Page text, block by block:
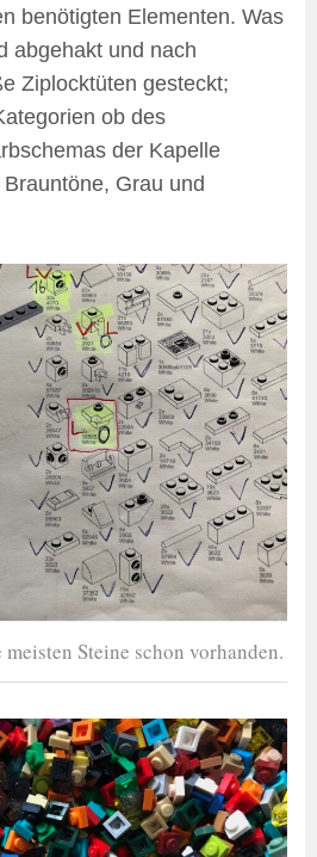
benötigten Elementen. Was
abgehakt und nach
Ziplocktüten gesteckt;
ob des
der Kapelle
Grau und
Steine schon vorhanden.